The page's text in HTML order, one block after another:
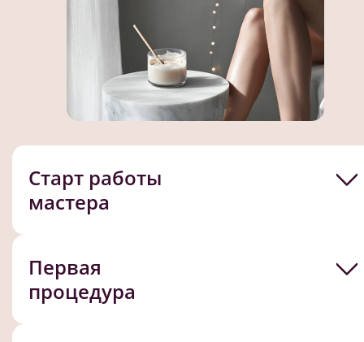
Старт работы
мастера
Первая
процедура